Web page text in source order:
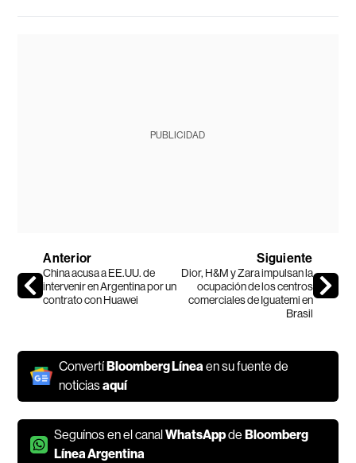
PUBLICIDAD
Anterior
China acusa a EE.UU. de
intervenir en Argentina por un
contrato con Huawei
Siguiente
Dior, H&M y Zara impulsan la
ocupación de los centros
comerciales de Iguatemi en
Brasil
ConvertíBloomberg Líneaen su fuente de
noticiasaquí
Seguínos en el canalWhatsAppdeBloomberg
Línea Argentina